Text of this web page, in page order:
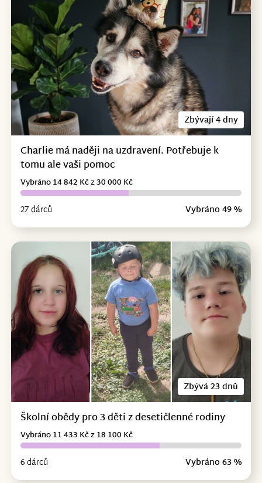
Zbývají 4 dny
Charlie má naději na uzdravení. Potřebuje k
tomu ale vaši pomoc
27 dárců Vybráno 49 %
Vybráno 14 842 Kč z 30 000 Kč
Zbývá 23 dnů
Školní obědy pro 3 děti z desetičlenné rodiny
6 dárců Vybráno 63 %
Vybráno 11 433 Kč z 18 100 Kč